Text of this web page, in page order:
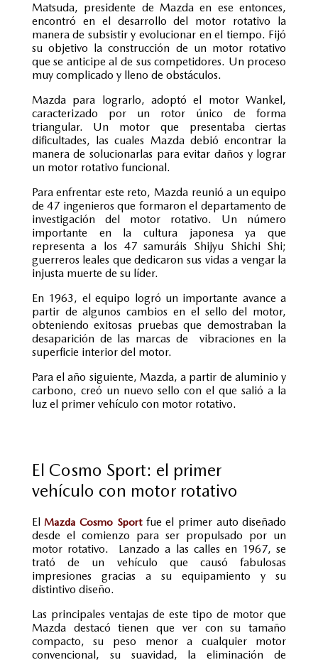
Matsuda, presidente de Mazda en ese entonces,
encontró en el desarrollo del motor rotativo la
manera de subsistir y evolucionar en el tiempo. Fijó
su objetivo la construcción de un motor rotativo
que se anticipe al de sus competidores. Un proceso
muy complicado y lleno de obstáculos.
Mazda para lograrlo, adoptó el motor Wankel,
caracterizado por un rotor único de forma
triangular. Un motor que presentaba ciertas
dificultades, las cuales Mazda debió encontrar la
manera de solucionarlas para evitar daños y lograr
un motor rotativo funcional.
Para enfrentar este reto, Mazda reunió a un equipo
de 47 ingenieros que formaron el departamento de
investigación del motor rotativo. Un número
importante en la cultura japonesa ya que
representa a los 47 samuráis Shijyu Shichi Shi;
guerreros leales que dedicaron sus vidas a vengar la
injusta muerte de su líder.
En 1963, el equipo logró un importante avance a
partir de algunos cambios en el sello del motor,
obteniendo exitosas pruebas que demostraban la
desaparición de las marcas de vibraciones en la
superficie interior del motor.
Para el año siguiente, Mazda, a partir de aluminio y
carbono, creó un nuevo sello con el que salió a la
luz el primer vehículo con motor rotativo.
El Cosmo Sport: el primer
vehículo con motor rotativo
ElMazda Cosmo Sportfue el primer auto diseñado
desde el comienzo para ser propulsado por un
motor rotativo. Lanzado a las calles en 1967, se
trató de un vehículo que causó fabulosas
impresiones gracias a su equipamiento y su
distintivo diseño.
Las principales ventajas de este tipo de motor que
Mazda destacó tienen que ver con su tamaño
compacto, su peso menor a cualquier motor
convencional, su suavidad, la eliminación de